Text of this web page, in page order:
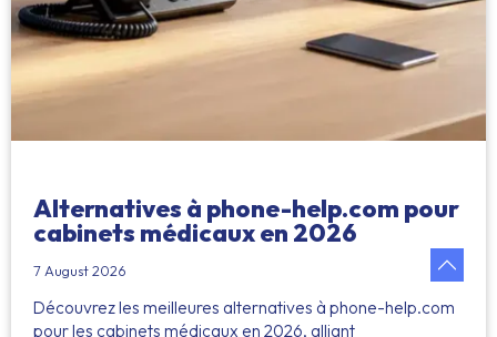
Alternatives à phone-help.com pour
cabinets médicaux en 2026
7 August 2026
Découvrez les meilleures alternatives à phone-help.com
pour les cabinets médicaux en 2026, alliant